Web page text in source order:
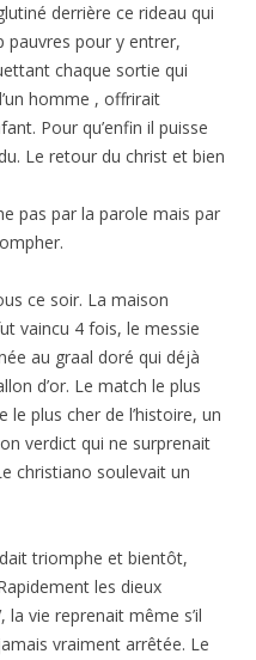
derrière ce rideau qui
pauvres pour y entrer,
chaque sortie qui
homme , offrirait
Pour qu’enfin il puisse
Le retour du christ et bien
pas par la parole mais par
ce soir. La maison
vaincu 4 fois, le messie
au graal doré qui déjà
d’or. Le match le plus
le plus cher de l’histoire, un
verdict qui ne surprenait
christiano soulevait un
triomphe et bientôt,
les dieux
la vie reprenait même s’il
vraiment arrêtée. Le